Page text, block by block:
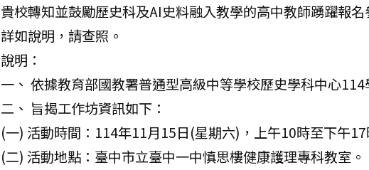
貴校轉知並鼓勵歷史科及AI史料融入教學的高中教師踴躍報
詳如說明，請查照。
說明：
一、 依據教育部國教署普通型高級中等學校歷史學科中心114
二、 旨揭工作坊資訊如下：
(一) 活動時間：114年11月15日(星期六)，上午10時至下午17
(二) 活動地點：臺中市立臺中一中慎思樓健康護理專科教室。